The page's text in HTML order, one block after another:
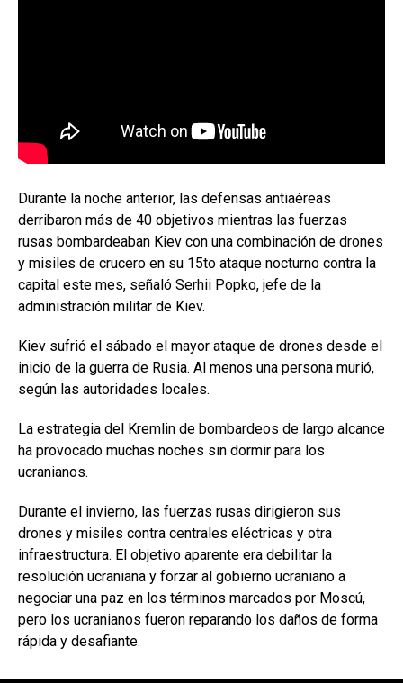
Durante la noche anterior, las defensas antiaéreas
derribaron más de 40 objetivos mientras las fuerzas
rusas bombardeaban Kiev con una combinación de drones
y misiles de crucero en su 15to ataque nocturno contra la
capital este mes, señaló Serhii Popko, jefe de la
administración militar de Kiev.
Kiev sufrió el sábado el mayor ataque de drones desde el
inicio de la guerra de Rusia. Al menos una persona murió,
según las autoridades locales.
La estrategia del Kremlin de bombardeos de largo alcance
ha provocado muchas noches sin dormir para los
ucranianos.
Durante el invierno, las fuerzas rusas dirigieron sus
drones y misiles contra centrales eléctricas y otra
infraestructura. El objetivo aparente era debilitar la
resolución ucraniana y forzar al gobierno ucraniano a
negociar una paz en los términos marcados por Moscú,
pero los ucranianos fueron reparando los daños de forma
rápida y desafiante.